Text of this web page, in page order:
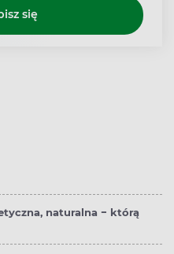
się
naturalna − którą